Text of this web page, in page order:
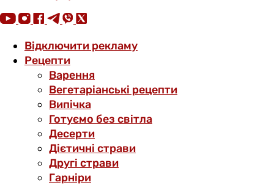
Відключити рекламу
Рецепти
Варення
Вегетаріанські рецепти
Випічка
Готуємо без світла
Десерти
Дієтичні страви
Другі страви
Гарніри